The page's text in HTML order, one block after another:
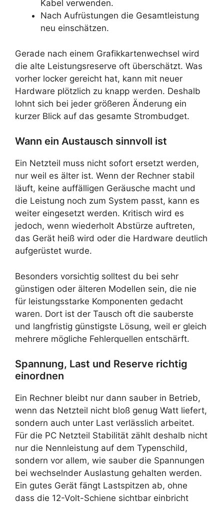
Kabel verwenden.
Nach Aufrüstungen die Gesamtleistung
neu einschätzen.
Gerade nach einem Grafikkartenwechsel wird
die alte Leistungsreserve oft überschätzt. Was
vorher locker gereicht hat, kann mit neuer
Hardware plötzlich zu knapp werden. Deshalb
lohnt sich bei jeder größeren Änderung ein
kurzer Blick auf das gesamte Strombudget.
Wann ein Austausch sinnvoll ist
Ein Netzteil muss nicht sofort ersetzt werden,
nur weil es älter ist. Wenn der Rechner stabil
läuft, keine auffälligen Geräusche macht und
die Leistung noch zum System passt, kann es
weiter eingesetzt werden. Kritisch wird es
jedoch, wenn wiederholt Abstürze auftreten,
das Gerät heiß wird oder die Hardware deutlich
aufgerüstet wurde.
Besonders vorsichtig solltest du bei sehr
günstigen oder älteren Modellen sein, die nie
für leistungsstarke Komponenten gedacht
waren. Dort ist der Tausch oft die sauberste
und langfristig günstigste Lösung, weil er gleich
mehrere mögliche Fehlerquellen entschärft.
Spannung, Last und Reserve richtig
einordnen
Ein Rechner bleibt nur dann sauber in Betrieb,
wenn das Netzteil nicht bloß genug Watt liefert,
sondern auch unter Last verlässlich arbeitet.
Für die PC Netzteil Stabilität zählt deshalb nicht
nur die Nennleistung auf dem Typenschild,
sondern vor allem, wie sauber die Spannungen
bei wechselnder Auslastung gehalten werden.
Ein gutes Gerät fängt Lastspitzen ab, ohne
dass die 12-Volt-Schiene sichtbar einbricht